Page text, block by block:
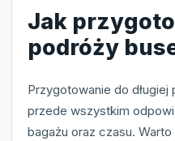
Jak
podróży
Przygotowanie do
przede wszystkim
bagażu oraz czasu.